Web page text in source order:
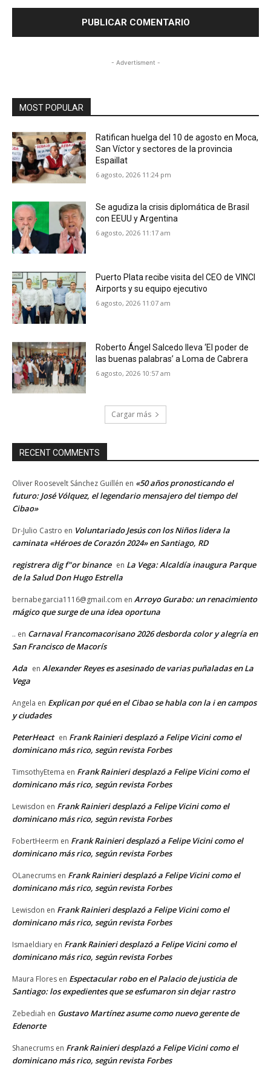
- Advertisment -
MOST POPULAR
Ratifican huelga del 10 de agosto en Moca,
San Víctor y sectores de la provincia
Espaillat
6 agosto, 2026 11:24 pm
Se agudiza la crisis diplomática de Brasil
con EEUU y Argentina
6 agosto, 2026 11:17 am
Puerto Plata recibe visita del CEO de VINCI
Airports y su equipo ejecutivo
6 agosto, 2026 11:07 am
Roberto Ángel Salcedo lleva ‘El poder de
las buenas palabras’ a Loma de Cabrera
6 agosto, 2026 10:57 am
Cargar más
RECENT COMMENTS
Oliver Roosevelt Sánchez Guillén en «50 años pronosticando el
futuro: José Vólquez, el legendario mensajero del tiempo del
Cibao»
Dr-Julio Castro en Voluntariado Jesús con los Niños lidera la
caminata «Héroes de Corazón 2024» en Santiago, RD
registrera dig f"or binance en La Vega: Alcaldía inaugura Parque
de la Salud Don Hugo Estrella
bernabegarcia1116@gmail.com en Arroyo Gurabo: un renacimiento
mágico que surge de una idea oportuna
.. en Carnaval Francomacorisano 2026 desborda color y alegría en
San Francisco de Macorís
Ada en Alexander Reyes es asesinado de varias puñaladas en La
Vega
Angela en Explican por qué en el Cibao se habla con la i en campos
y ciudades
PeterHeact en Frank Rainieri desplazó a Felipe Vicini como el
dominicano más rico, según revista Forbes
TimsothyEtema en Frank Rainieri desplazó a Felipe Vicini como el
dominicano más rico, según revista Forbes
Lewisdon en Frank Rainieri desplazó a Felipe Vicini como el
dominicano más rico, según revista Forbes
FobertHeerm en Frank Rainieri desplazó a Felipe Vicini como el
dominicano más rico, según revista Forbes
OLanecrums en Frank Rainieri desplazó a Felipe Vicini como el
dominicano más rico, según revista Forbes
Lewisdon en Frank Rainieri desplazó a Felipe Vicini como el
dominicano más rico, según revista Forbes
Ismaeldiary en Frank Rainieri desplazó a Felipe Vicini como el
dominicano más rico, según revista Forbes
Maura Flores en Espectacular robo en el Palacio de justicia de
Santiago: los expedientes que se esfumaron sin dejar rastro
Zebediah en Gustavo Martínez asume como nuevo gerente de
Edenorte
Shanecrums en Frank Rainieri desplazó a Felipe Vicini como el
dominicano más rico, según revista Forbes